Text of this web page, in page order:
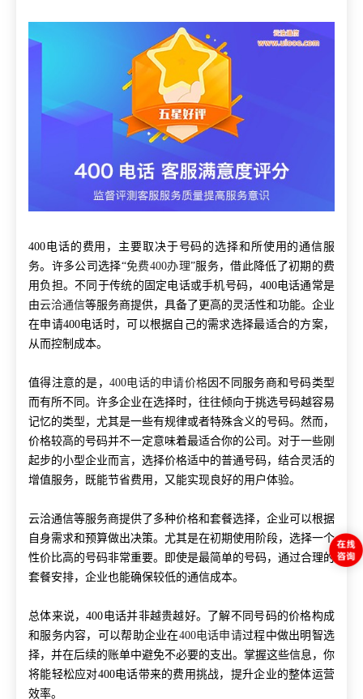
400电话的费用，主要取决于号码的选择和所使用的通信服
务。许多公司选择“免费400办理”服务，借此降低了初期的费
用负担。不同于传统的固定电话或手机号码，400电话通常是
由云洽通信等服务商提供，具备了更高的灵活性和功能。企业
在申请400电话时，可以根据自己的需求选择最适合的方案，
从而控制成本。
值得注意的是， 400电话的申请价格 因不同服务商和号码类型
而有所不同。许多企业在选择时，往往倾向于挑选号码越容易
记忆的类型，尤其是一些有规律或者特殊含义的号码。然而，
价格较高的号码并不一定意味着最适合你的公司。对于一些刚
起步的小型企业而言，选择价格适中的普通号码，结合灵活的
增值服务，既能节省费用，又能实现良好的用户体验。
云洽通信等服务商提供了多种价格和套餐选择，企业可以根据
自身需求和预算做出决策。尤其是在初期使用阶段，选择一个
性价比高的号码非常重要。即使是最简单的号码，通过合理的
套餐安排，企业也能确保较低的通信成本。
总体来说，400电话并非越贵越好。了解不同号码的价格构成
和服务内容，可以帮助企业在400电话申请过程中做出明智选
择，并在后续的账单中避免不必要的支出。掌握这些信息，你
将能轻松应对400电话带来的费用挑战，提升企业的整体运营
效率。